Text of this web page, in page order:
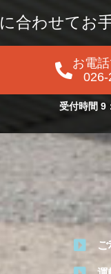
合わせてお
お電
026-
受付時間 9